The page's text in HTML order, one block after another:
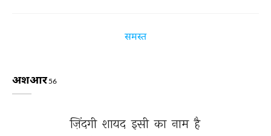
समस्त
अशआर56
ज़िंदगी शायद इसी का नाम है